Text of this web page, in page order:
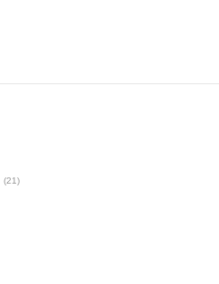
(21)